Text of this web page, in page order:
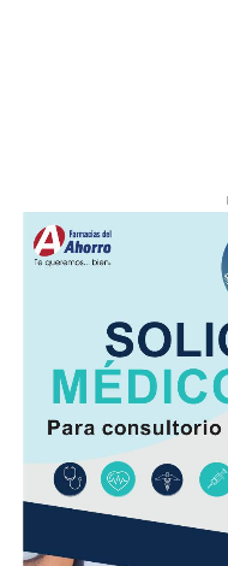
Asimismo, se
entre viernes y fin de
Finalmente, la SPC de
población vigilar el
de respuesta rápida y
derrumbes, deslaves
Además de conducir
la visibilidad y
descargas eléctricas y
tormenta, entre otros